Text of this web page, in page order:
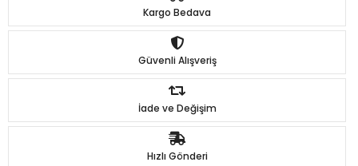
Kargo Bedava
Güvenli Alışveriş
İade ve Değişim
Hızlı Gönderi